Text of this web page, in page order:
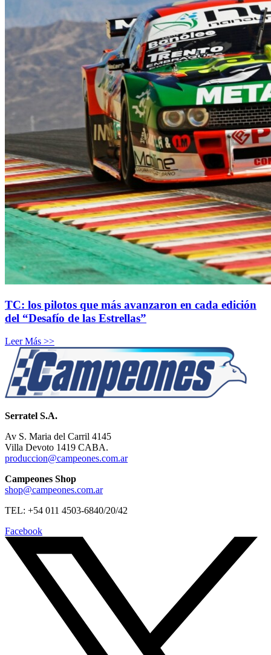
TC: los pilotos que más avanzaron en cada edición
del “Desafío de las Estrellas”
Leer Más >>
Serratel S.A.
Av S. Maria del Carril 4145
Villa Devoto 1419 CABA.
produccion@campeones.com.ar
Campeones Shop
shop@campeones.com.ar
TEL: +54 011 4503-6840/20/42
Facebook